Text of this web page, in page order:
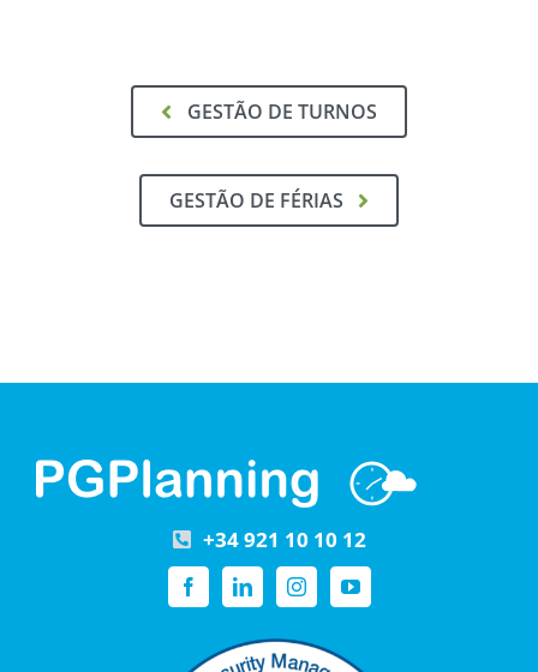
GESTÃO DE TURNOS
GESTÃO DE FÉRIAS
+34 921 10 10 12